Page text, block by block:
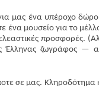
μας ένα υπέροχο
ένα μουσείο για το
προσφορές.
Έλληνας ζωγράφος —
σε μας.